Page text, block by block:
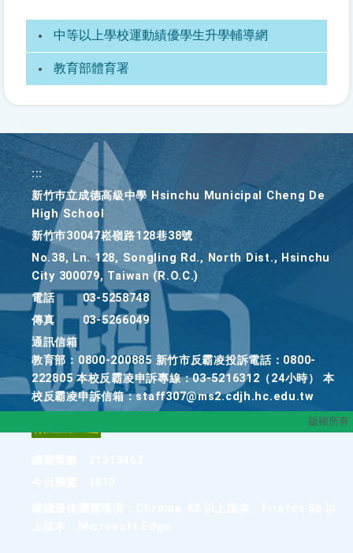
中等以上學校運動績優學生升學輔導網
教育部體育署
:::
新竹巿立成德高級中學 Hsinchu Municipal Cheng De
High School
新竹巿30047崧嶺路128巷38號
No.38, Ln. 128, Songling Rd., North Dist., Hsinchu
City 300079, Taiwan (R.O.C.)
電話
03-5258748
傳真
03-5266049
通訊信箱
教育部：0800-200885 新竹市反霸凌投訴電話：0800-
222805 本校反霸凌申訴專線：03-5216312（24小時） 本
校反霸凌申訴信箱：staff307@ms2.cdjh.hc.edu.tw
版權所有